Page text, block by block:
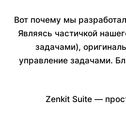
Вот почему мы
Являясь частичкой
задачами),
управление задачами.
Zenkit Suite —